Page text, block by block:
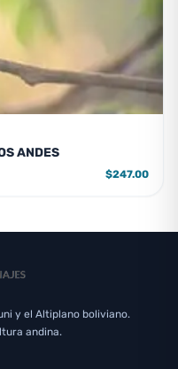
ANDES
$247.00
y el Altiplano boliviano.
andina.